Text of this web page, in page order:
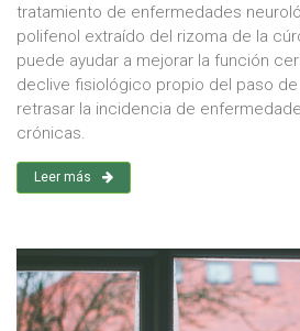
tratamiento de enfermedades
polifenol extraído del rizoma de la
puede ayudar a mejorar la función
declive fisiológico propio del paso
retrasar la incidencia de
crónicas.
Leer más